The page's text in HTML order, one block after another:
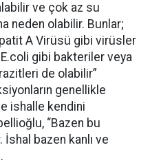
ve çok az su
neden olabilir. Bunlar;
A Virüsü gibi virüsler
gibi bakteriler veya
de olabilir”
genellikle
ishalle kendini
“Bazen bu
bazen kanlı ve